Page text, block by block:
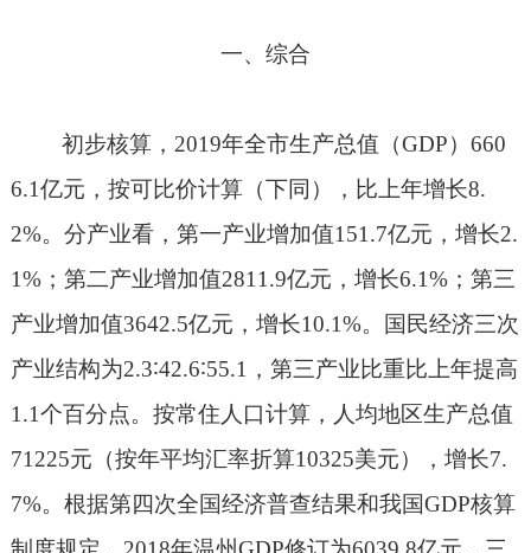
一、综合
初步核算， 2019年全市生产总值（GDP） 660
6.1亿元，按可比价计算（下同），比上年增长8.
2%。分产业看，第一产业增加值151.7亿元，增长2.
1%；第二产业增加值2811.9亿元，增长6.1%；第三
产业增加值3642.5亿元，增长10.1%。国民经济三次
产业结构为2.3∶42.6∶55.1 ，第三产业比重比上年提高
1.1个百分点。按常住人口计算，人均地区生产总值
71225元（按年平均汇率折算10325美元），增长7.
7%。根据第四次全国经济普查结果和我国GDP核算